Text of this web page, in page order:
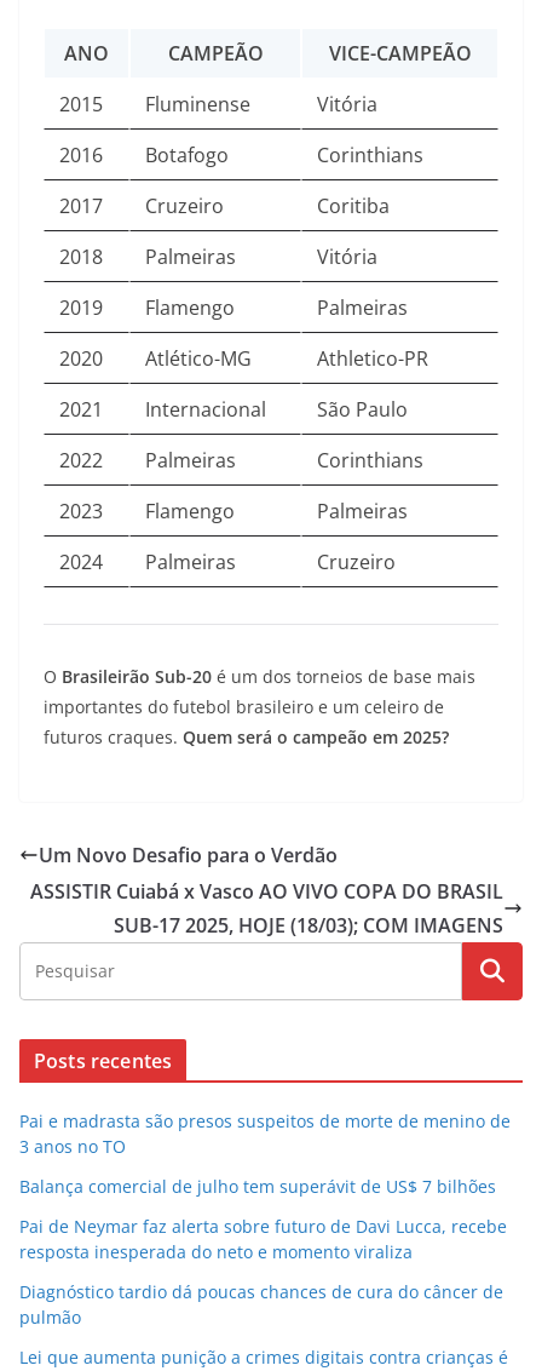
ANO CAMPEÃO
VICE-CAMPEÃO
2015
Fluminense
Vitória
2016
Botafogo
Corinthians
2017
Cruzeiro
Coritiba
2018
Palmeiras
Vitória
2019
Flamengo
Palmeiras
2020
Atlético-MG
Athletico-PR
2021
Internacional
São Paulo
2022
Palmeiras
Corinthians
2023
Flamengo
Palmeiras
2024
Palmeiras Cruzeiro
O Brasileirão Sub-20 é um dos torneios de base mais
importantes do futebol brasileiro e um celeiro de
futuros craques. Quem será o campeão em 2025?
Um Novo Desafio para o Verdão
ASSISTIR Cuiabá x Vasco AO VIVO COPA DO BRASIL
SUB-17 2025, HOJE (18/03); COM IMAGENS
Posts recentes
Pai e madrasta são presos suspeitos de morte de menino de
3 anos no TO
Balança comercial de julho tem superávit de US$ 7 bilhões
Pai de Neymar faz alerta sobre futuro de Davi Lucca, recebe
resposta inesperada do neto e momento viraliza
Diagnóstico tardio dá poucas chances de cura do câncer de
pulmão
Lei que aumenta punição a crimes digitais contra crianças é